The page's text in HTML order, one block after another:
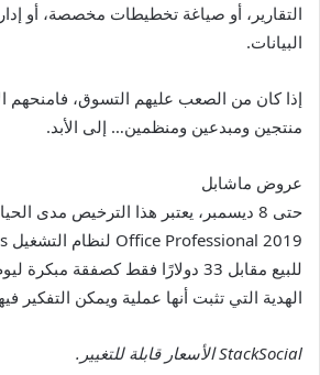
التقارير، أو صياغة تخطيطات مخصصة، أو
البيانات.
إذا كان من الصعب عليهم التسوق، فامنحهم
منتجين ومبدعين ومنظمين… إلى الأبد.
عروض ماشابل
للبيع مقابل 33 دولارًا فقط كصفقة
الهدية التي تثبت أنها عملية ويمكن التفكير
StackSocialالأسعار قابلة للتغيير.